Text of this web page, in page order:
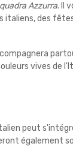
Azzurra. Il
des
vives
peut
également